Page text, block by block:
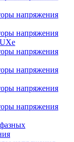
напряжения
напряжения
напряжения
напряжения
напряжения
напряжения